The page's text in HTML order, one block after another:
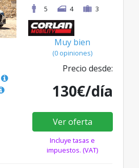
5
4 3
Muy bien
(0 opiniones)
Precio desde:
130€/día
Ver oferta
Incluye tasas e
impuestos. (VAT)